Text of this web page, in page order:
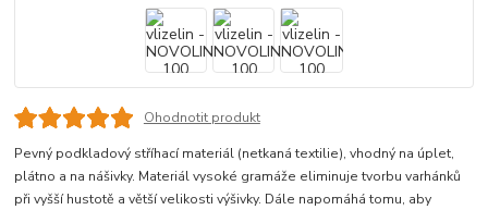
Ohodnotit produkt
Pevný podkladový stříhací materiál (netkaná textilie), vhodný na úplet,
plátno a na nášivky. Materiál vysoké gramáže eliminuje tvorbu varhánků
při vyšší hustotě a větší velikosti výšivky. Dále napomáhá tomu, aby